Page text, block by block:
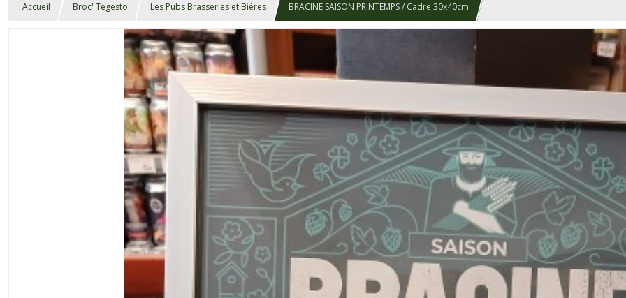
Accueil Broc' Tégesto Les Pubs Brasseries et Bières BRACINE SAISON PRINTEMPS / Cadre 30x40cm